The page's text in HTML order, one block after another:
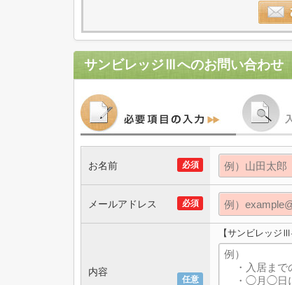
サンビレッジⅢ へのお問い合わせ
必須
お名前
必須
メールアドレス
任意
内容
【サンビレッジ